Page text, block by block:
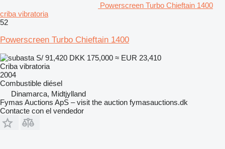
Powerscreen Turbo Chieftain 1400
criba vibratoria
52
Powerscreen Turbo Chieftain 1400
S/ 91,420 DKK 175,000 ≈ EUR 23,410
Criba vibratoria
2004
Combustible diésel
Dinamarca, Midtjylland
Fymas Auctions ApS – visit the auction fymasauctions.dk
Contacte con el vendedor